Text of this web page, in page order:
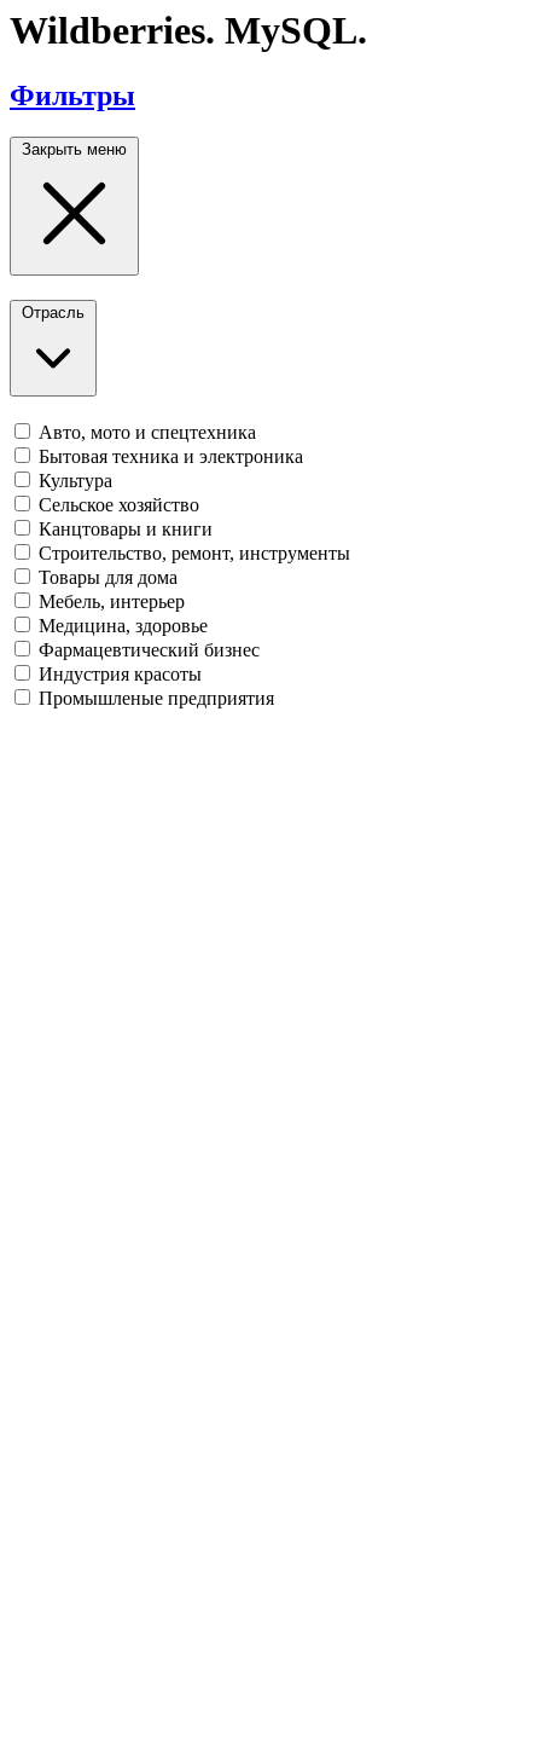
Wildberries. MySQL.
Фильтры
Закрыть меню
Отрасль
Авто, мото и спецтехника
Бытовая техника и электроника
Культура
Сельское хозяйство
Канцтовары и книги
Строительство, ремонт, инструменты
Товары для дома
Мебель, интерьер
Медицина, здоровье
Фармацевтический бизнес
Индустрия красоты
Промышленые предприятия